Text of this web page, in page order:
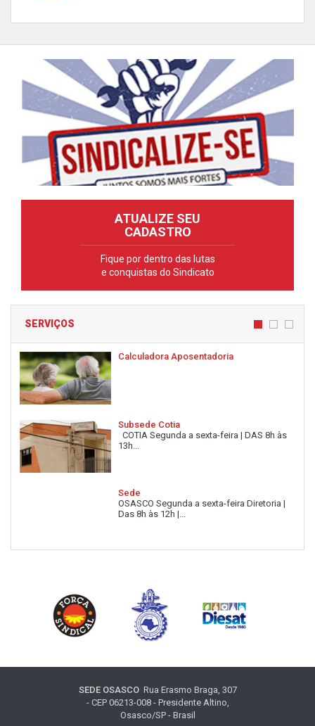
ATUALIZE SEU
CADASTRO
Fique por dentro das lutas
e conquistas do Sindicato
SERVIÇOS
Calculadora Aposentadoria
Subsede Cotia
COTIA Segunda a sexta-feira | DAS 8h às
13h...
Sede
OSASCO Segunda a sexta-feira Diretoria |
Das 8h às 12h |...
SEDE OSASCORua Erasmo Braga, 307
- CEP 06213-008 - Presidente Altino,
Osasco/SP - Brasil